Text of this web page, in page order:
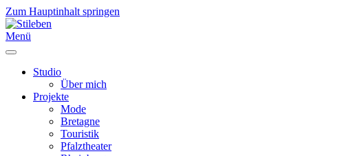
Zum Hauptinhalt springen
Menü
Studio
Über mich
Projekte
Mode
Bretagne
Touristik
Pfalztheater